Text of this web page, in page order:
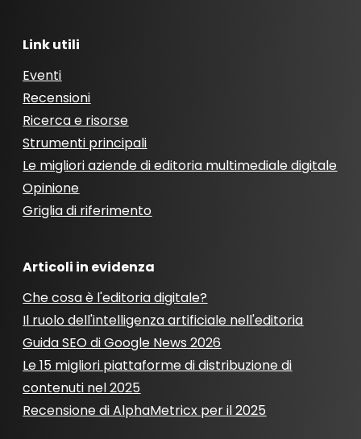
Link utili
Eventi
Recensioni
Ricerca e risorse
Strumenti principali
Le migliori aziende di editoria multimediale digitale
Opinione
Griglia di riferimento
Articoli in evidenza
Che cosa è l'editoria digitale?
Il ruolo dell'intelligenza artificiale nell'editoria
Guida SEO di Google News 2026
Le 15 migliori piattaforme di distribuzione di
contenuti nel 2025
Recensione di AlphaMetricx per il 2025